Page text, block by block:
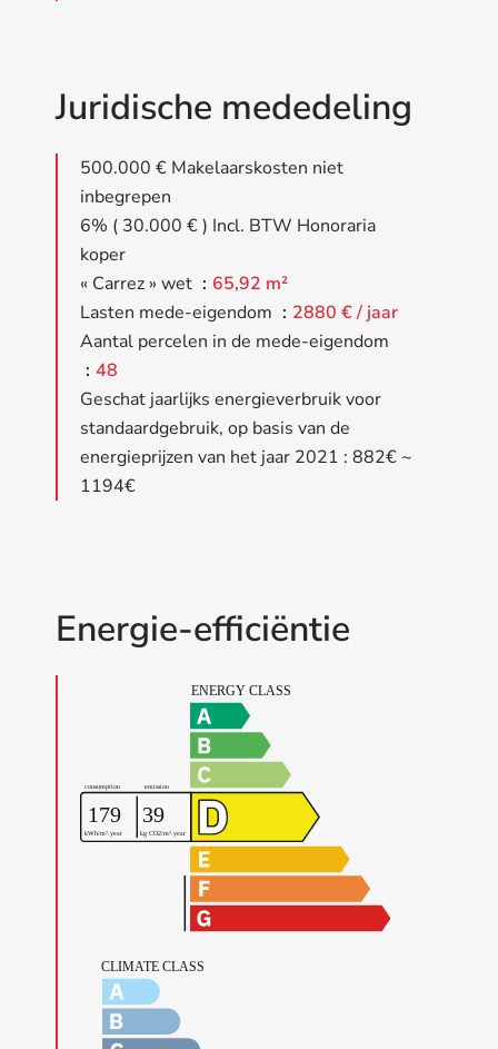
Juridische mededeling
500.000 € Makelaarskosten niet
inbegrepen
6% ( 30.000 € ) Incl. BTW Honoraria
koper
« Carrez » wet
65,92 m²
Lasten mede-eigendom
2880 € / jaar
Aantal percelen in de mede-eigendom
48
Geschat jaarlijks energieverbruik voor
standaardgebruik, op basis van de
energieprijzen van het jaar 2021 : 882€ ~
1194€
Energie-efficiëntie